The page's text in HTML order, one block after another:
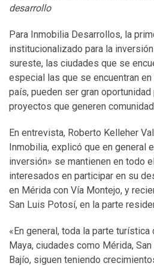
desarrollo
Para Inmobilia Desarrollos, la
institucionalizado para la
sureste, las ciudades que se
especial las que se encuentran
país, pueden ser gran
proyectos que generen
En entrevista, Roberto Kelleher
Inmobilia, explicó que en general
inversión» se mantienen en todo
interesados en participar en su
en Mérida con Vía Montejo, y
San Luis Potosí, en la parte
«En general, toda la parte
Maya, ciudades como Mérida,
Bajío, siguen teniendo